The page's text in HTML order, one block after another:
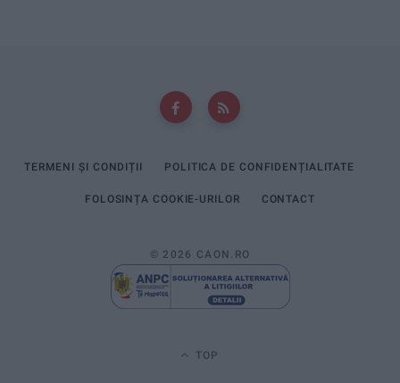
TERMENI ȘI CONDIȚII POLITICA DE CONFIDENȚIALITATE
FOLOSINȚA COOKIE-URILOR CONTACT
© 2026 CAON.RO
TOP